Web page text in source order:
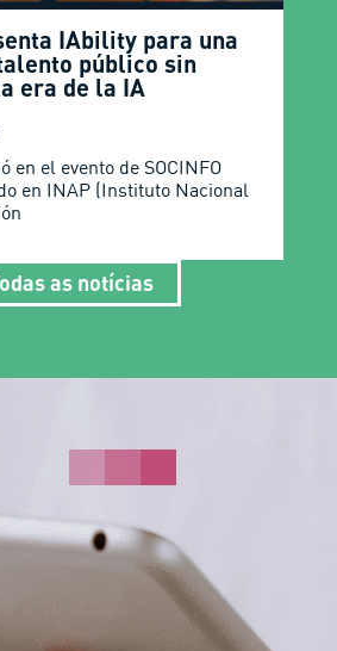
IAbility para una
público sin
era de la IA
en el evento de SOCINFO
en INAP (Instituto Nacional
as notícias